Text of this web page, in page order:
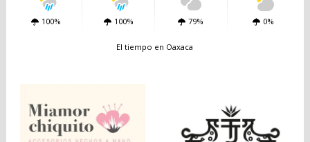
100% 100% 79% 0%
El tiempo en Oaxaca